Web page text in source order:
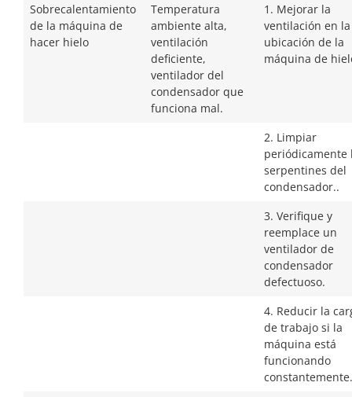
Sobrecalentamiento
de la máquina de
hacer hielo
Temperatura
ambiente alta,
ventilación
deficiente,
ventilador del
condensador que
funciona mal.
1. Mejorar la
ventilación en la
ubicación de la
máquina de
2. Limpiar
periódicamente
serpentines del
condensador..
3. Verifique y
reemplace un
ventilador de
condensador
defectuoso.
4. Reducir la
de trabajo si la
máquina está
funcionando